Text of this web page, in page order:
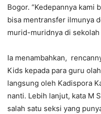
Bogor. “Kedepannya kami
bisa mentransfer ilmunya
murid-muridnya di sekolah
Ia menambahkan,
Kids kepada para guru
langsung oleh Kadispora
nanti. Lebih lanjut, kata M
salah satu seksi yang